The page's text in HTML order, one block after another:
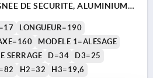
DE SÉCURITÉ, ALUMINIUM
NOIR
LONGUEUR=190
MODÈLE 1=ALÉSAGE
SERRAGE
D=34
D3=25
H2=32 H3=19,6